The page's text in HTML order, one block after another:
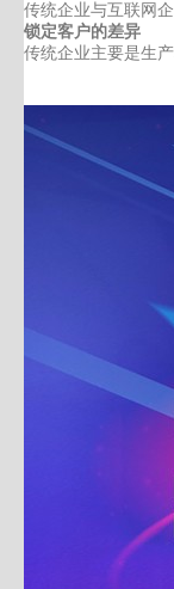
传统企业与互联网
锁定客户的差异
传统企业主要是生